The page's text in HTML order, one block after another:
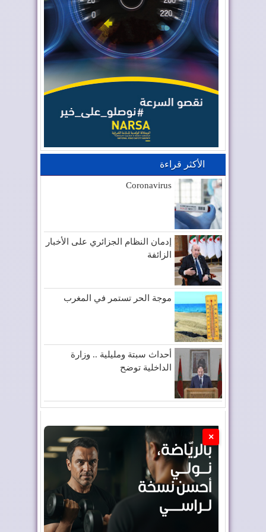
الأكثر قراءة
Coronavirus
إدمان النظام الجزائري على الأخبار
الزائفة
موجة الحر تستمر في المغرب
أحداث سبتة ومليلية .. وزارة
الداخلية توضح
×